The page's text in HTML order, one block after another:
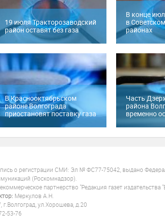
19 июля Тракторозаводский
район оставят без газа
В конце
в
районах
В Краснооктябрьском
районе Волгограда
приостановят поставку газа
Часть
района
временно
о регистрации СМИ: Эл № ФС77-75042, выдано
(Роскомнадзор).
партнерство "Редакция газет издательства
Меркулов А.Н.
г.Волгоград, ул.Хорошева, д.20
53-76